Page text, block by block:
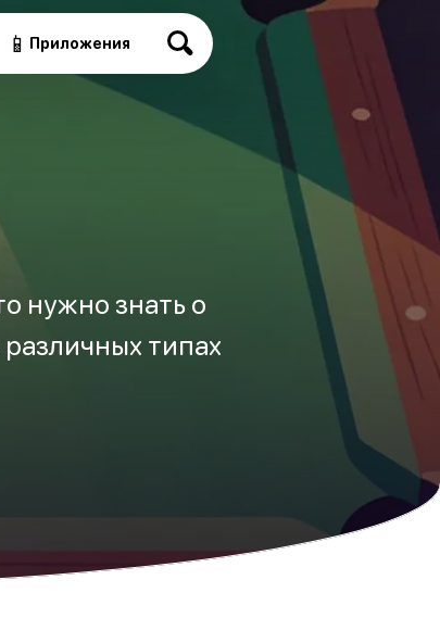
📱 Приложения
нужно знать о
различных типах